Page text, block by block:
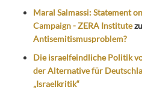
Maral Salmassi: Statement
Campaign - ZERA Institutezu
Antisemitismusproblem?
Die israelfeindliche Politik
der Alternative für
„Israelkritik“